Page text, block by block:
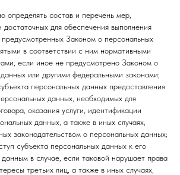
определять состав и перечень мер,
достаточных для обеспечения выполнения
предусмотренных Законом о персональных
в соответствии с ним нормативными
если иное не предусмотрено Законом о
или другими федеральными законами;
персональных данных предоставления
данных, необходимых для
оказания услуги, идентификации
данных, а также в иных случаях,
законодательством о персональных данных;
субъекта персональных данных к его
в случае, если таковой нарушает права
третьих лиц, а также в иных случаях,